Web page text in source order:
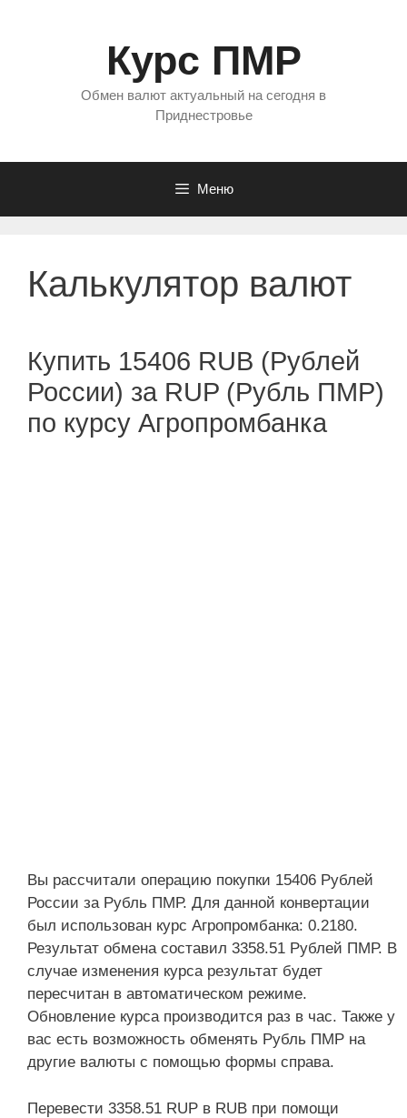
Курс ПМР
Обмен валют актуальный на сегодня в
Приднестровье
Меню
Калькулятор валют
Купить 15406 RUB (Рублей
России) за RUP (Рубль ПМР)
по курсу Агропромбанка
Вы рассчитали операцию покупки 15406 Рублей
России за Рубль ПМР. Для данной конвертации
был использован курс Агропромбанка: 0.2180.
Результат обмена составил 3358.51 Рублей ПМР. В
случае изменения курса результат будет
пересчитан в автоматическом режиме.
Обновление курса производится раз в час. Также у
вас есть возможность обменять Рубль ПМР на
другие валюты с помощью формы справа.
Перевести 3358.51 RUP в RUB при помощи